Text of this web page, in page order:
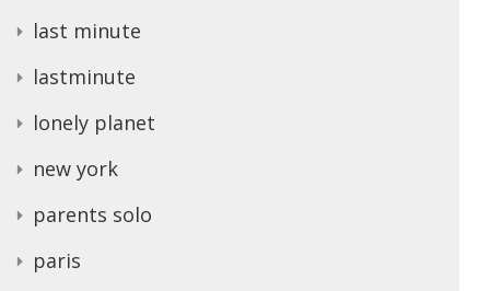
last minute
lastminute
lonely planet
new york
parents solo
paris